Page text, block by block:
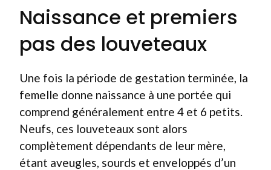
Naissance et premiers
pas des louveteaux
Une fois la période de gestation terminée, la
femelle donne naissance à une portée qui
comprend généralement entre 4 et 6 petits.
Neufs, ces louveteaux sont alors
complètement dépendants de leur mère,
étant aveugles, sourds et enveloppés d’un